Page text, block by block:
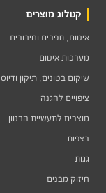
קטלוג מוצרים
איטום, תפרים וחיבורים
מערכות איטום
שיקום בטונים, תיקון ודיוס
ציפויים להגנה
מוצרים לתעשיית הבטון
רצפות
גגות
חיזוק מבנים